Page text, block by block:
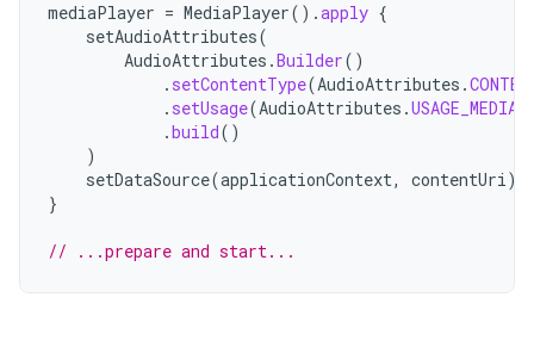
mediaPlayer = MediaPlayer().apply {
setAudioAttributes(
AudioAttributes .Builder()
. setContentType(AudioAttributes .
. setUsage(AudioAttributes .USAGE_MEDIA
.build()
)
setDataSource(applicationContext, contentUri)
}
// ...prepare and start...